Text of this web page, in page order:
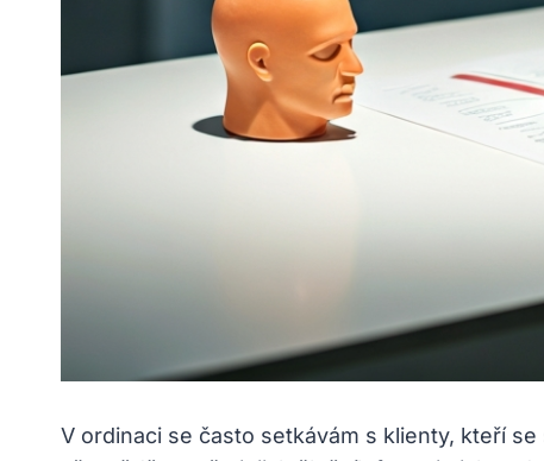
V ordinaci se často setkávám s klienty, kteří